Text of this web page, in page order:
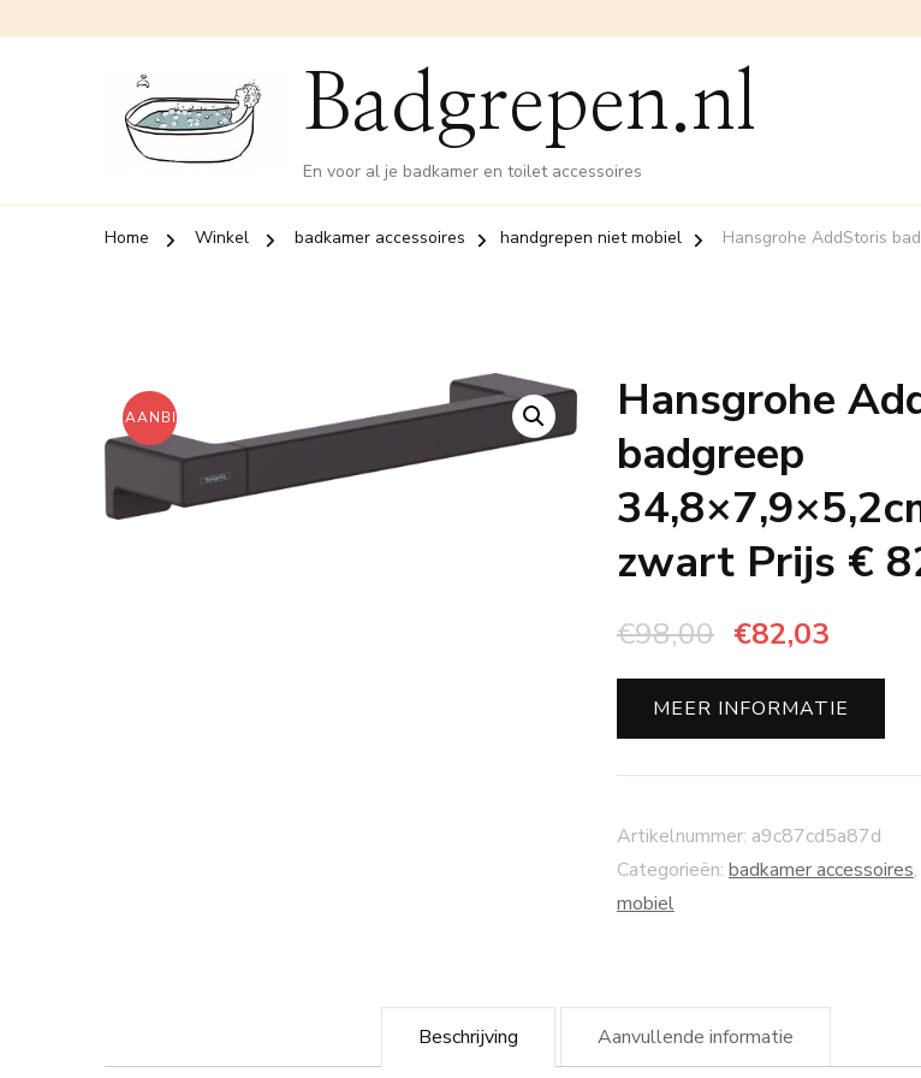
Badgrepen.nl
En voor al je badkamer en toilet accessoires
Home Winkel badkamer accessoires handgrepen niet mobiel Hansgrohe AddStoris
AANBIEDING!
Hansgrohe
badgreep
zwart Prijs €
€98,00 Oorspronkelijke
prijs
was:
€98,00.
€82,03
prijs
is:
€82,03.
MEER INFORMATIE
Artikelnummer: a9c87cd5a87d
Categorieën: badkamer accessoires,
mobiel
Beschrijving Aanvullende informatie